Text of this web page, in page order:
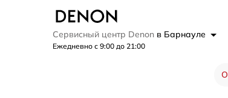
Сервисный центр Denon в Барнауле
Ежедневно с 9:00 до 21:00